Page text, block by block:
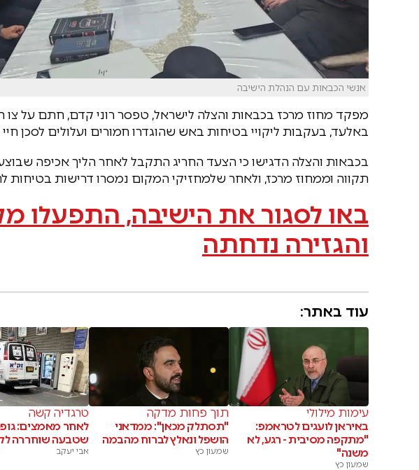
אנשי הכבאות עם הנהלת הישיבה
מפקד מחוז מרכז בכבאות והצלה לישראל, טפסר רוני קדם, חתם על צו
באלעד, בעקבות ליקויי בטיחות באש שהוגדרו חמורים ועלולים לסכן
בכבאות והצלה הדגישו כי הצעד החריג התקבל לאחר הליך אכיפה
תקווה וממחוז מרכז, ולאחר שלמחזיקי המקום נמסרו דרישות בטיחות
באו לסגור את הישיבה, התפעלו
והגזירה נדחתה
עוד באתר:
עימות מילולי
באיראן לועגים לטראמפ:
"מתקפה מסיבית - רגע, לא
משנה"
שמעון כץ
תוך פחות מדקה
"תסתלק מכאן": ממדאני
הושפל ונאלץ לברוח מהבמה
שמעון כץ
טרגדיה קשה
לאחר מאמצים:
שטבעה שוחררה
אבי יעקב